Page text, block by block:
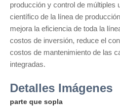
producción y control de múltiples
científico de la línea de
mejora la eficiencia de toda la
costos de inversión, reduce el
costos de mantenimiento de las
integradas.
Detalles Imágenes
parte que sopla